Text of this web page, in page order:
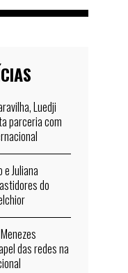
Luedji
parceria com
e Juliana
do
das redes na